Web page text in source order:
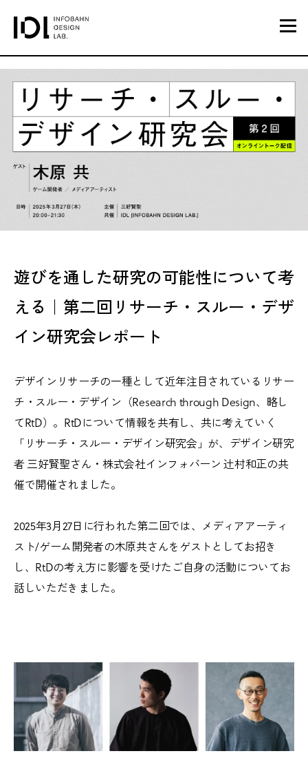
遊びを通した研究の可能性について考
える｜第二回リサーチ・スルー・デザ
イン研究会レポート
デザインリサーチの一種として近年注目されているリサー
チ・スルー・デザイン（Research through Design、略し
てRtD）。RtDについて情報を共有し、共に考えていく
「リサーチ・スルー・デザイン研究会」が、デザイン研究
者 三好賢聖さん・株式会社インフォバーン 辻村和正の共
催で開催されました。
2025年3月27日に行われた第二回では、メディアアーティ
スト/ゲーム開発者の木原共さんをゲストとしてお招き
し、RtDの考え方に影響を受けたご自身の活動についてお
話しいただきました。